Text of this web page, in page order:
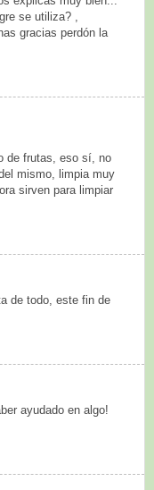
se utiliza? ,
gracias perdón la
de frutas, eso sí, no
mismo, limpia muy
sirven para limpiar
de todo, este fin de
ayudado en algo!